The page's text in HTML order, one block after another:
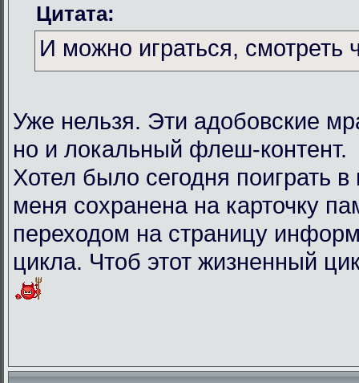
Цитата:
И можно играться, смотреть
Уже нельзя. Эти адобовские
но и локальный флеш-контент.
Хотел было сегодня поиграть
меня сохранена на карточку
переходом на страницу
цикла. Чтоб этот жизненный